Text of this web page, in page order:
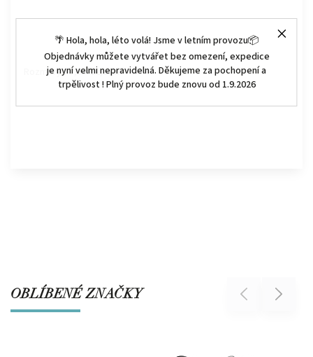
🌴 Hola, hola, léto volá! Jsme v letním provozu📦
Objednávky můžete vytvářet bez omezení, expedice
je nyní velmi nepravidelná. Děkujeme za pochopení a
trpělivost ! Plný provoz bude znovu od 1.9.2026
Rozměry: 7,3 x 12,5 cm
OBLÍBENÉ ZNAČKY Previous Next